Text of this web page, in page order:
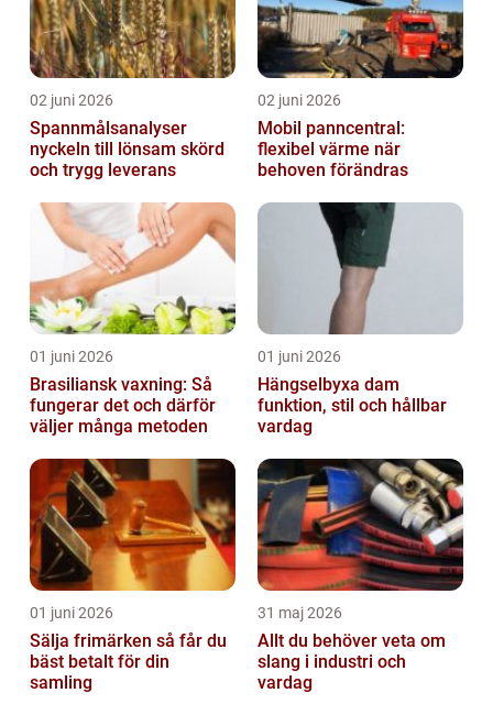
02 juni 2026
Spannmålsanalyser
nyckeln till lönsam skörd
och trygg leverans
02 juni 2026
Mobil panncentral:
flexibel värme när
behoven förändras
01 juni 2026
Brasiliansk vaxning: Så
fungerar det och därför
väljer många metoden
01 juni 2026
Hängselbyxa dam
funktion, stil och hållbar
vardag
01 juni 2026
Sälja frimärken så får du
bäst betalt för din
samling
31 maj 2026
Allt du behöver veta om
slang i industri och
vardag